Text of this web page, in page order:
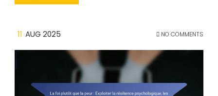
11 AUG 2025 NO COMMENTS